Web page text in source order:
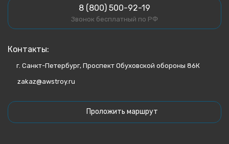
8 (800) 500-92-19
Звонок бесплатный по РФ
Контакты:
г. Санкт-Петербург, Проспект Обуховской обороны 86К
zakaz@awstroy.ru
Проложить маршрут